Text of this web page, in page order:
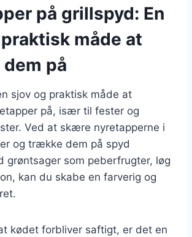
på grillspyd: En
måde at
på
sjov og praktisk måde at
på, især til fester og
Ved at skære nyretapperne i
og trække dem på spyd
grøntsager som peberfrugter, løg
kan du skabe en farverig og
kødet forbliver saftigt, er det en